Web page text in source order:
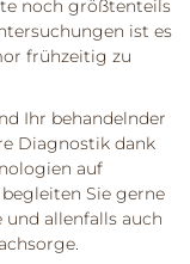
noch größtenteils
ist es
frühzeitig zu
Ihr behandelnder
Diagnostik dank
auf
Sie gerne
allenfalls auch